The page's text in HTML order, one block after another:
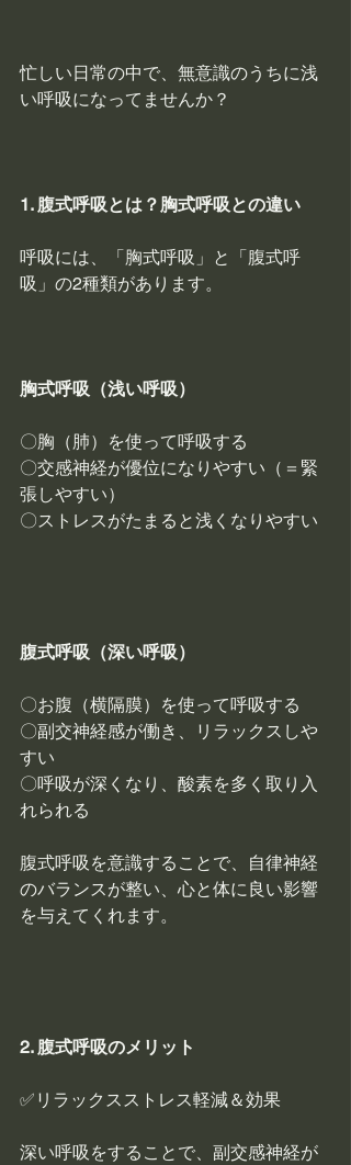
忙しい日常の中で、無意識のうちに浅
い呼吸になってませんか？
1. 腹式呼吸とは？胸式呼吸との違い
呼吸には、「胸式呼吸」と「腹式呼
吸」の2種類があります。
胸式呼吸（浅い呼吸）
〇胸（肺）を使って呼吸する
〇交感神経が優位になりやすい（＝緊
張しやすい）
〇ストレスがたまると浅くなりやすい
腹式呼吸（深い呼吸）
〇お腹（横隔膜）を使って呼吸する
〇副交神経感が働き、リラックスしや
すい
〇呼吸が深くなり、酸素を多く取り入
れられる
腹式呼吸を意識​​することで、自律神経
のバランスが整い、心と体に良い影響
を与えてくれます。
2. 腹式呼吸のメリット
✅リラックスストレス軽減＆効果
深い呼吸をすることで、副交感神経が